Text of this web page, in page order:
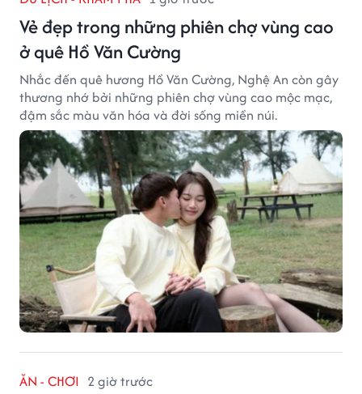
Vẻ đẹp trong những phiên chợ vùng cao
ở quê Hồ Văn Cường
Nhắc đến quê hương Hồ Văn Cường, Nghệ An còn gây
thương nhớ bởi những phiên chợ vùng cao mộc mạc,
đậm sắc màu văn hóa và đời sống miền núi.
ĂN - CHƠI 2 giờ trước